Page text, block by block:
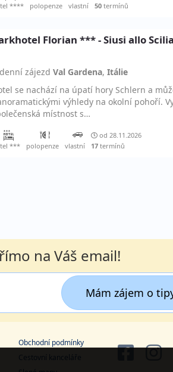
**** polopenze vlastní
50termínů
Florian *** - Siusi allo
zájezd Val Gardena, Itálie
se nachází na úpatí hory Schlern a
výhledy na okolní pohoří.
místnost s…
*** polopenze vlastní
od 28.11.2026
17termínů
na Váš email!
Mám zájem o
Obchodní podmínky
Cestovní kanceláře